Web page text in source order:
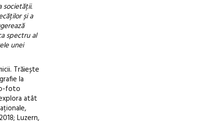
societății.
și a
spectru al
unei
Trăiește
la
foto
atât
Luzern,